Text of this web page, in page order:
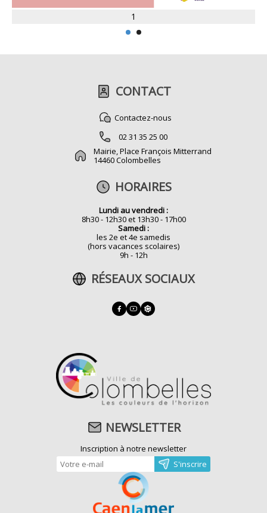
1
CONTACT
Contactez-nous
02 31 35 25 00
Mairie, Place François Mitterrand
14460 Colombelles
HORAIRES
Lundi au vendredi :
8h30 - 12h30 et 13h30 - 17h00
Samedi :
les 2e et 4e samedis
(hors vacances scolaires)
9h - 12h
RÉSEAUX SOCIAUX
NEWSLETTER
Inscription à notre newsletter